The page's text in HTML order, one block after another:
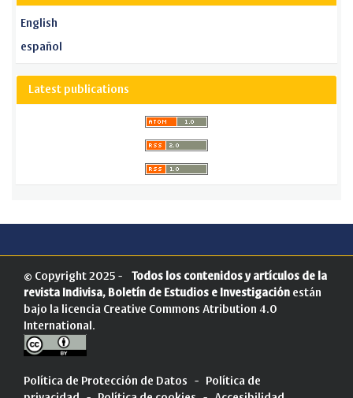
English
español
Latest publications
© Copyright 2025 - Todos los contenidos y artículos de la
revista Indivisa, Boletín de Estudios e Investigación están
bajo la licencia Creative Commons Atribution 4.0
International .
Política de Protección de Datos -
Política de